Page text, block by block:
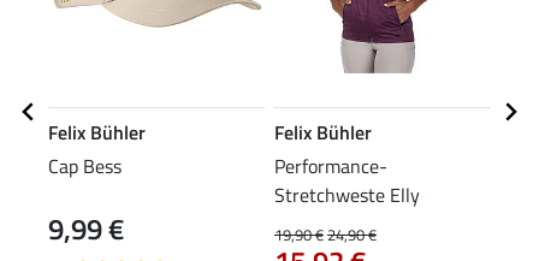
Felix Bühler
Cap Bess
9,99 €
Felix Bühler
Performance-
Stretchweste Elly
19,90 €24,90 €